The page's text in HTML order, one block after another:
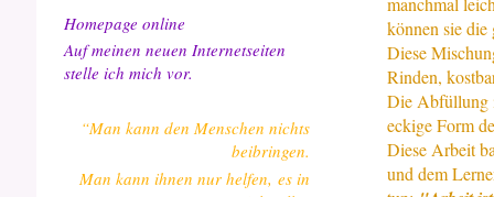
können sie die
Diese
Rinden,
Die Abfüllung
eckige Form
Diese Arbeit
und dem
Homepage online
Auf meinen neuen Internetseiten
stelle ich mich vor.
“Man kann den Menschen nichts
beibringen.
Man kann ihnen nur helfen, es in